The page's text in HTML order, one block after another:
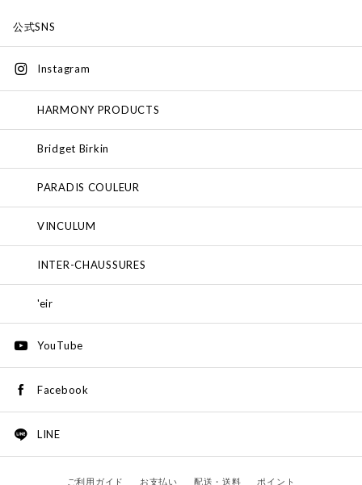
公式SNS
Instagram
HARMONY PRODUCTS
Bridget Birkin
PARADIS COULEUR
VINCULUM
INTER-CHAUSSURES
'eir
YouTube
Facebook
LINE
ご利用ガイド お支払い 配送・送料 ポイント